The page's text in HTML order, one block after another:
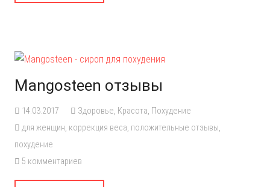
Mangosteen отзывы
14.03.2017 Здоровье, Красота, Похудение
для женщин, коррекция веса, положительные отзывы,
похудение
5 комментариев